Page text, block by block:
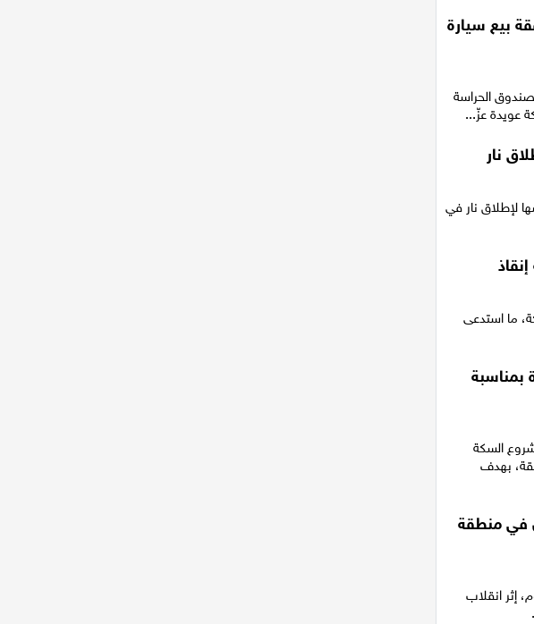
بيع سيارة
التأمين وتوزيعه بنسبة 70% للمشترية و30% لصندوق الحراسة
عويدة عزّ...
جراء تعرضها لإطلاق نار في
ما استدعى
بمناسبة
السكة
بهدف
في منطقة
اليوم، إثر انقلاب